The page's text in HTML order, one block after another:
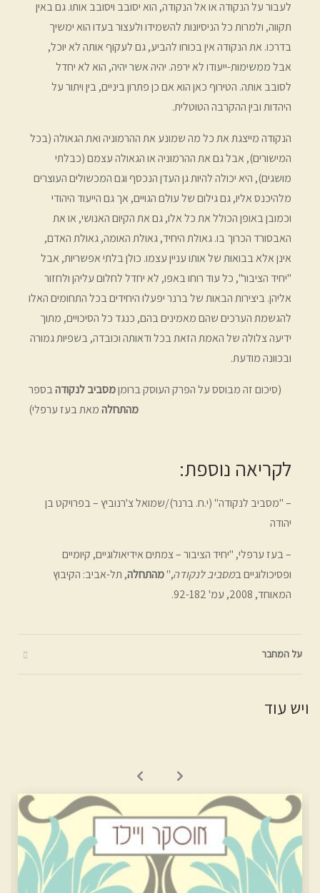
לעבור על הנקודה או אל הנקודה, הוא יסובב ויסובב אותו. גם באין
תקווה, ולמרות כל הניסיונות להשמידו ולעצור בעדו הוא ימשיך
בדרכו. את הנקודה אין בכוחו להביע, גם לעקוף אותה לא יוכל,
אבל ממשימות-ייעודו לא ירפה. יהיה אשר יהיה, הוא לא יחדל
לסובב אותה. הטירוף כאן הוא אם כן פתרון ביניים, בין ויתור על
היהדות ובין ההקרבה הטוטלית.
הנקודה מייצגת את כל מה שמונע את ההרמוניה ואת הגאולה (בכל
המישורים), אבל גם את ההרמוניה או הגאולה עצמם (כבלתי
מושגים), היא יכולה להיות גן העדן הנכסף וגם המכשולים העוצרים
מלהיכנס אליו, גם גילום של עולם הגויים, אך גם הייעוד היהודי
וכמובן באופן הכולל את כל אלו, גם את הקיום האנושי, או את
האבסורד הכרוך בו. גאולת היחיד, גאולת האומה, גאולת האדם,
אינן אלא בבואות של אותו עניין עצמו. כולן בלתי אפשריות, אבל
"יחיד הציבור", כל עוד רוחו באפו, לא יחדל לחלום עליהן ולחזור
אליהן. ביצירות הבאות של ברנר יפעלו היחידים בכל התחומים האלו
להגשמת הערכים שהם מאמינים בהם, כנגד כל הסיכויים, מתוך
ידיעה צלולה של האמת הזאת בכל ודאותה וכובדה, בשפיות גמורה
ובכוונה מודעת.
(סיכום זה מבוסס על הפרק העוסק ברומןמסביב לנקודהבספר
מהתחלהמאת בעז ערפלי)
לקריאה נוספת:
–"מסביב לנקודה" (י.ח. ברנר)/שמואל צ'רנוביץ – בפרויקט בן
יהודה
– בעז ערפלי, "יחיד הציבור – צמתים אידיאולוגיים, קיומיים
ופסיכולוגיים במסביב לנקודה,"מהתחלה, תל-אביב: הקיבוץ
המאוחד, 2008, עמ' 92-182.
על המחבר
ויש עוד